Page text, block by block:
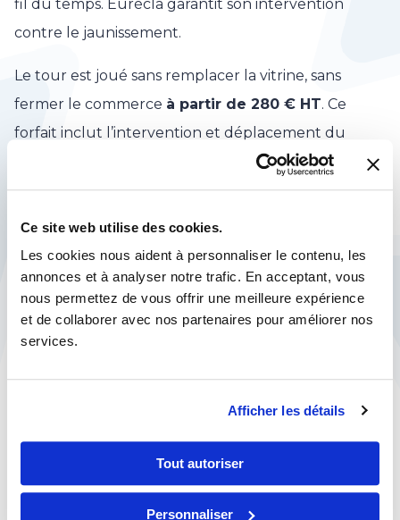
Ce site web utilise des cookies.
Les cookies nous aident à personnaliser le contenu, les
annonces et à analyser notre trafic. En acceptant, vous
nous permettez de vous offrir une meilleure expérience
et de collaborer avec nos partenaires pour améliorer nos
services.
Afficher les détails
Tout autoriser
Personnaliser
fil du temps. Eurécla garantit son intervention
contre le jaunissement.
Le tour est joué sans remplacer la vitrine, sans
fermer le commerce à partir de 280 € HT. Ce
forfait inclut l’intervention et déplacement du
technicien, la fourniture des matériaux, la garantie
anti-jaunissement.
Outre ces réparations d’impact, Eurécla
peutreconstituer des angles en verrecomme
l’entreprise l’a fait sur la canopée des Halles de
Paris. Pour en savoir plus,http://bit.ly/1Vk2N5j
nombre de personnes qui passent devant une
vitrine grâce aux applications de Retail